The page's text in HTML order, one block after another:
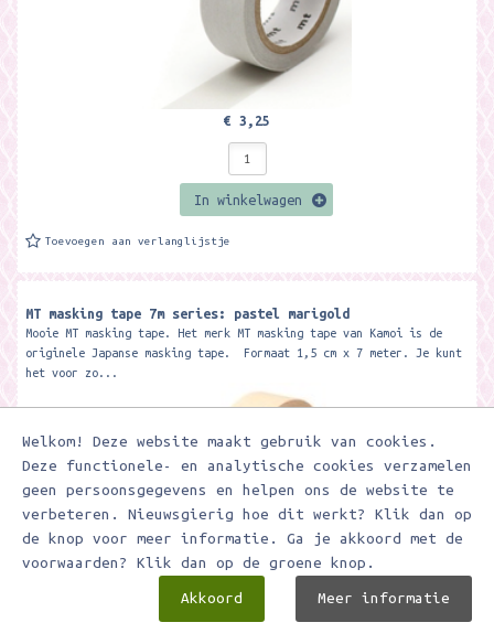
Welkom! Deze website maakt gebruik van cookies.
Deze functionele- en analytische cookies verzamelen
geen persoonsgegevens en helpen ons de website te
verbeteren. Nieuwsgierig hoe dit werkt? Klik dan op
de knop voor meer informatie. Ga je akkoord met de
voorwaarden? Klik dan op de groene knop.
Akkoord Meer informatie
€ 3,25
In winkelwagen
Toevoegen aan verlanglijstje
MT masking tape 7m series: pastel marigold
Mooie MT masking tape. Het merk MT masking tape van Kamoi is de
originele Japanse masking tape. Formaat 1,5 cm x 7 meter. Je kunt
het voor zo...
€ 3,25